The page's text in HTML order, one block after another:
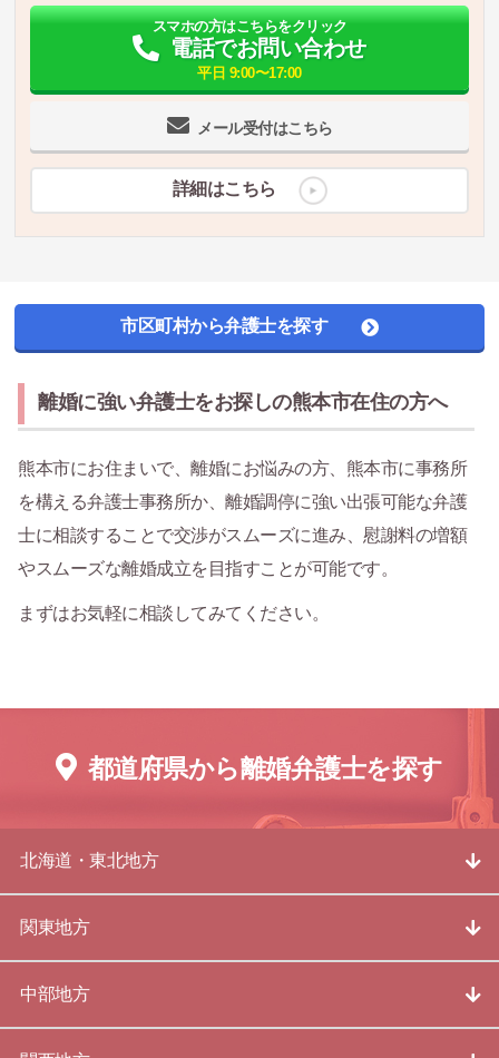
メール受付はこちら
スマホの方はこちらをクリック
電話でお問い合わせ
平日 9:00〜17:00
詳細はこちら
市区町村から弁護士を探す
離婚に強い弁護士をお探しの熊本市在住の方へ
熊本市にお住まいで、離婚にお悩みの方、熊本市に事務所
を構える弁護士事務所か、離婚調停に強い出張可能な弁護
士に相談することで交渉がスムーズに進み、慰謝料の増額
やスムーズな離婚成立を目指すことが可能です。
まずはお気軽に相談してみてください。
都道府県から離婚弁護士を探す
北海道・東北地方
関東地方
中部地方